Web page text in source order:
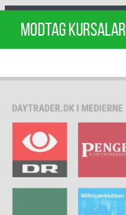
MODTAG